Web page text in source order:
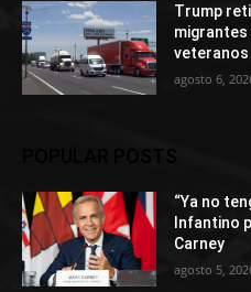
Trump
migrantes
veteranos
agosto 6,
“Ya no
Infantino
Carney
agosto 5,